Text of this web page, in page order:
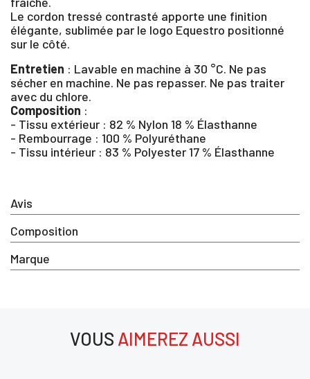
Avis
Composition
Marque
Le cordon tressé contrasté apporte une finition
élégante, sublimée par le logo Equestro positionné
sur le côté.
Entretien : Lavable en machine à 30 °C. Ne pas
sécher en machine. Ne pas repasser. Ne pas traiter
avec du chlore.
Composition :
- Tissu extérieur : 82 % Nylon 18 % Élasthanne
- Rembourrage : 100 % Polyuréthane
- Tissu intérieur : 83 % Polyester 17 % Élasthanne
VOUS AIMEREZ AUSSI
×
Vous devez être connecté pour enregistrer des
produits dans votre liste d'envie